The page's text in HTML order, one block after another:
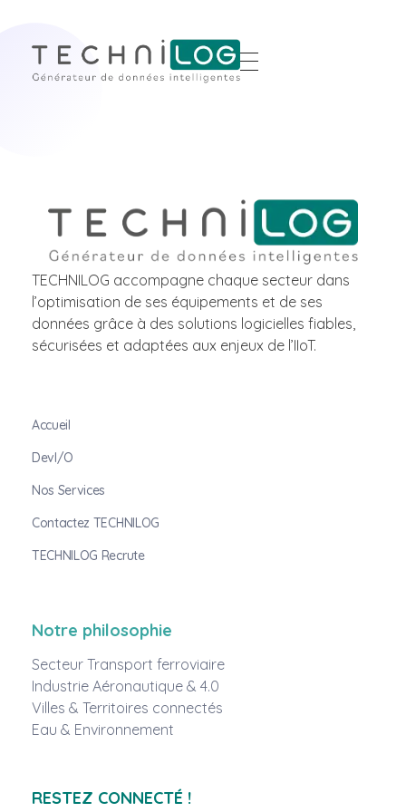
TECHNILOG accompagne chaque secteur dans
l’optimisation de ses équipements et de ses
données grâce à des solutions logicielles fiables,
sécurisées et adaptées aux enjeux de l’IIoT.
Accueil
DevI/O
Nos Services
Contactez TECHNILOG
TECHNILOG Recrute
Notre philosophie
Secteur Transport ferroviaire
Industrie Aéronautique & 4.0
Villes & Territoires connectés
Eau & Environnement
RESTEZ CONNECTÉ !